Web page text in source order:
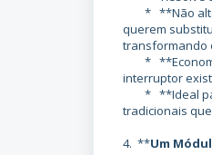
* **Não
querem
transformando
*
interruptor
* **Ideal para
tradicionais
4. **Um